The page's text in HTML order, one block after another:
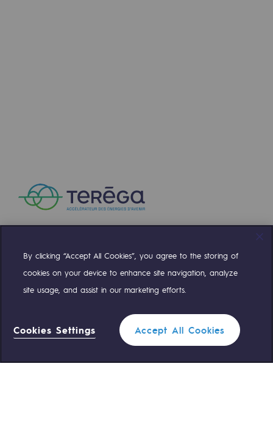
Compte TwitterCompte Facebook
Compte LinkedinCompte Youtube
Standard Teréga 0 559 133 400
By clicking “Accept All Cookies”, you agree to the storing of
cookies on your device to enhance site navigation, analyze
site usage, and assist in our marketing efforts.
Cookies Settings Accept All Cookies